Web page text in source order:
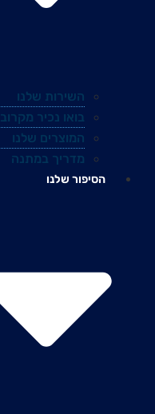
השירות שלנו
בואו נכיר מקרוב
המוצרים שלנו
מדריך במתנה
הסיפור שלנו